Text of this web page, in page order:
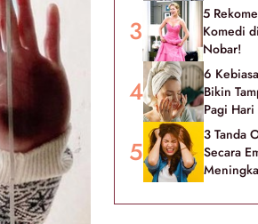
5
Komedi
Nobar!
6
Bikin
Pagi Hari
3 Tanda
Secara